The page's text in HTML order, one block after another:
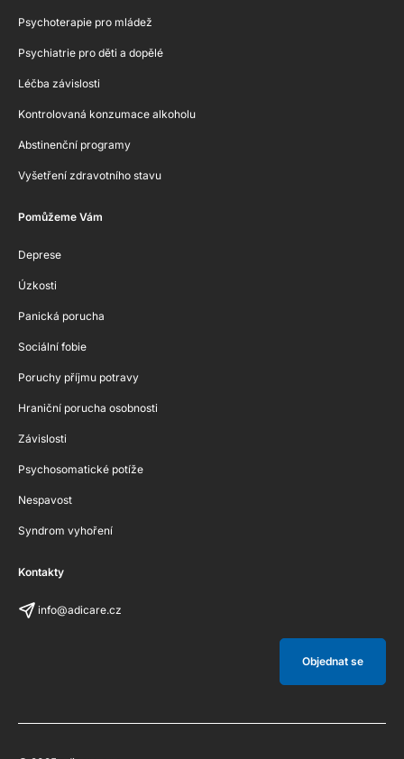
Psychoterapie pro mládež
Psychiatrie pro děti a dopělé
Léčba závislosti
Kontrolovaná konzumace alkoholu
Abstinenční programy
Vyšetření zdravotního stavu
Pomůžeme Vám
Deprese
Úzkosti
Panická porucha
Sociální fobie
Poruchy příjmu potravy
Hraniční porucha osobnosti
Závislosti
Psychosomatické potíže
Nespavost
Syndrom vyhoření
Kontakty
info@adicare.cz
Objednat se